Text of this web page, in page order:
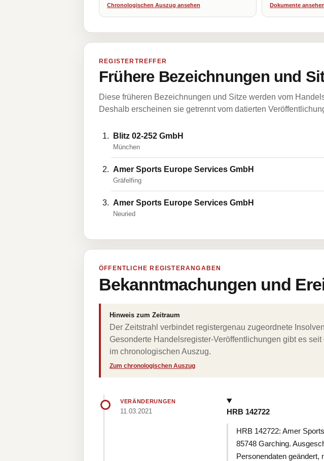
Chronologischen Auszug ansehen
Dokumente ansehen
REGISTERTREFFER
Frühere Bezeichnungen und
Diese früheren Bezeichnungen und Sitze werden vom
Deshalb erscheinen sie getrennt vom datierten
Blitz 02-252 GmbH
München
Amer Sports Europe Services GmbH
Gräfelfing
Amer Sports Europe Services GmbH
Neuried
ÖFFENTLICHE REGISTERANGABEN
Bekanntmachungen und
Hinweis zum Zeitraum
Der Zeitstrahl verbindet registergenau zugeordnete
Gesonderte Handelsregister-Veröffentlichungen gibt es
im chronologischen Auszug.
Zum chronologischen Auszug
VERÄNDERUNGEN
11.03.2021 HRB 142722
HRB 142722: Amer
85748 Garching.
Personendaten